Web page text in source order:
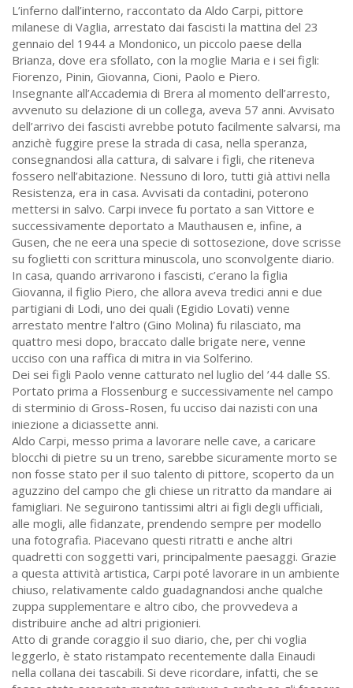
L’inferno dall’interno, raccontato da Aldo Carpi, pittore
milanese di Vaglia, arrestato dai fascisti la mattina del 23
gennaio del 1944 a Mondonico, un piccolo paese della
Brianza, dove era sfollato, con la moglie Maria e i sei figli:
Fiorenzo, Pinin, Giovanna, Cioni, Paolo e Piero.
Insegnante all’Accademia di Brera al momento dell’arresto,
avvenuto su delazione di un collega, aveva 57 anni. Avvisato
dell’arrivo dei fascisti avrebbe potuto facilmente salvarsi, ma
anzichè fuggire prese la strada di casa, nella speranza,
consegnandosi alla cattura, di salvare i figli, che riteneva
fossero nell’abitazione. Nessuno di loro, tutti già attivi nella
Resistenza, era in casa. Avvisati da contadini, poterono
mettersi in salvo. Carpi invece fu portato a san Vittore e
successivamente deportato a Mauthausen e, infine, a
Gusen, che ne eera una specie di sottosezione, dove scrisse
su foglietti con scrittura minuscola, uno sconvolgente diario.
In casa, quando arrivarono i fascisti, c’erano la figlia
Giovanna, il figlio Piero, che allora aveva tredici anni e due
partigiani di Lodi, uno dei quali (Egidio Lovati) venne
arrestato mentre l’altro (Gino Molina) fu rilasciato, ma
quattro mesi dopo, braccato dalle brigate nere, venne
ucciso con una raffica di mitra in via Solferino.
Dei sei figli Paolo venne catturato nel luglio del ’44 dalle SS.
Portato prima a Flossenburg e successivamente nel campo
di sterminio di Gross-Rosen, fu ucciso dai nazisti con una
iniezione a diciassette anni.
Aldo Carpi, messo prima a lavorare nelle cave, a caricare
blocchi di pietre su un treno, sarebbe sicuramente morto se
non fosse stato per il suo talento di pittore, scoperto da un
aguzzino del campo che gli chiese un ritratto da mandare ai
famigliari. Ne seguirono tantissimi altri ai figli degli ufficiali,
alle mogli, alle fidanzate, prendendo sempre per modello
una fotografia. Piacevano questi ritratti e anche altri
quadretti con soggetti vari, principalmente paesaggi. Grazie
a questa attività artistica, Carpi poté lavorare in un ambiente
chiuso, relativamente caldo guadagnandosi anche qualche
zuppa supplementare e altro cibo, che provvedeva a
distribuire anche ad altri prigionieri.
Atto di grande coraggio il suo diario, che, per chi voglia
leggerlo, è stato ristampato recentemente dalla Einaudi
nella collana dei tascabili. Si deve ricordare, infatti, che se